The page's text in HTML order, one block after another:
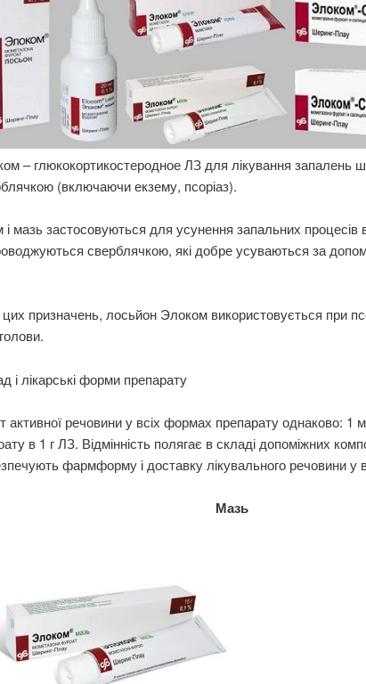
– глюкокортикостеродное ЛЗ для лікування запалень
(включаючи екзему, псоріаз).
і мазь застосовуються для усунення запальних процесів
сверблячкою, які добре усуваються за
цих призначень, лосьйон Элоком використовується при
і лікарські форми препарату
активної речовини у всіх формах препарату однаково: 1
в 1 г ЛЗ. Відмінність полягає в складі допоміжних
фармформу і доставку лікувального речовини у
Мазь